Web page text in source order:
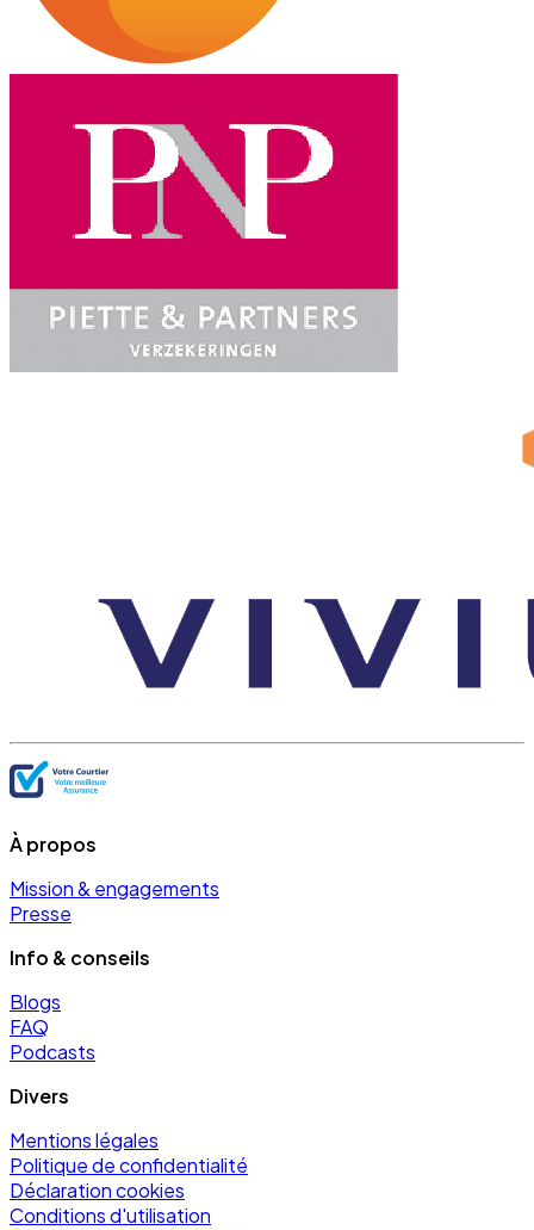
À propos
Mission & engagements
Presse
Info & conseils
Blogs
FAQ
Podcasts
Divers
Mentions légales
Politique de confidentialité
Déclaration cookies
Conditions d'utilisation